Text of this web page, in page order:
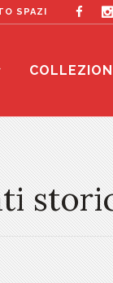
SPAZI
COLLEZIONI